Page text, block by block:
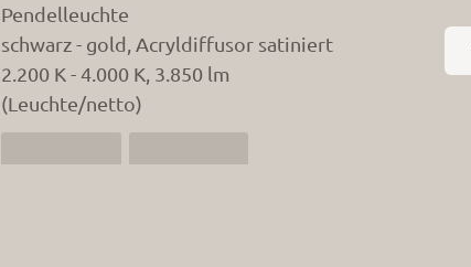
Pendelleuchte
schwarz - gold, Acryldiffusor satiniert
2.200 K - 4.000 K, 3.850 lm
(Leuchte/netto)